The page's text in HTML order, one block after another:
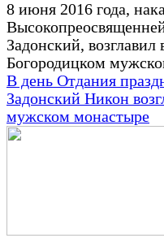
8 июня 2016 года,
Задонский,
Богородицком
В день Отдания
Задонский Никон
мужском монастыре